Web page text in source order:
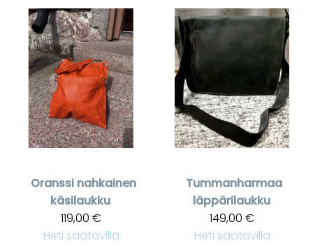
Oranssi nahkainen
käsilaukku
119,00 €
Heti saatavilla
Tummanharmaa
läppärilaukku
149,00 €
Heti saatavilla